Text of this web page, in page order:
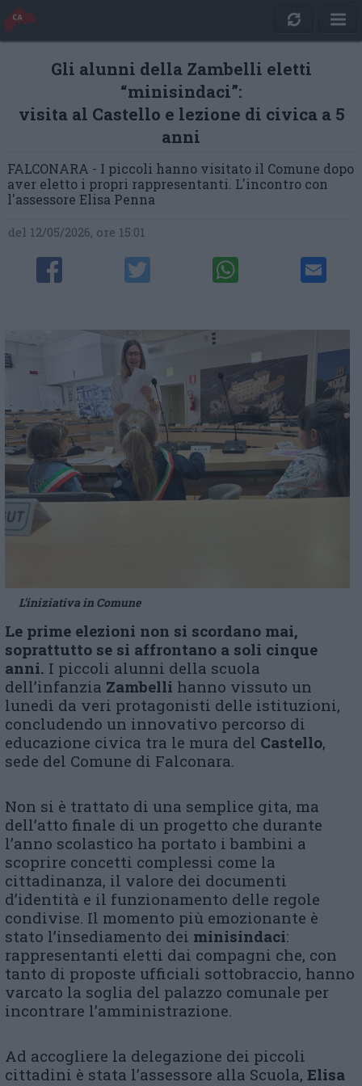
Gli alunni della Zambelli eletti
“minisindaci”:
visita al Castello e lezione di civica a 5
anni
FALCONARA - I piccoli hanno visitato il Comune dopo
aver eletto i propri rappresentanti. L'incontro con
l'assessore Elisa Penna
del 12/05/2026, ore 15:01
L’iniziativa in Comune
Le prime elezioni non si scordano mai,
soprattutto se si affrontano a soli cinque
anni. I piccoli alunni della scuola
dell’infanzia Zambelli hanno vissuto un
lunedì da veri protagonisti delle istituzioni,
concludendo un innovativo percorso di
educazione civica tra le mura del Castello,
sede del Comune di Falconara.
Non si è trattato di una semplice gita, ma
dell’atto finale di un progetto che durante
l’anno scolastico ha portato i bambini a
scoprire concetti complessi come la
cittadinanza, il valore dei documenti
d’identità e il funzionamento delle regole
condivise. Il momento più emozionante è
stato l’insediamento dei minisindaci:
rappresentanti eletti dai compagni che, con
tanto di proposte ufficiali sottobraccio, hanno
varcato la soglia del palazzo comunale per
incontrare l’amministrazione.
Ad accogliere la delegazione dei piccoli
cittadini è stata l’assessore alla Scuola, Elisa